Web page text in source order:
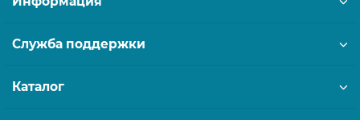
Служба поддержки
Каталог